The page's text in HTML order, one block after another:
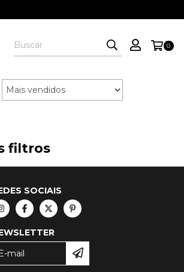
0
filtros
SOCIAIS